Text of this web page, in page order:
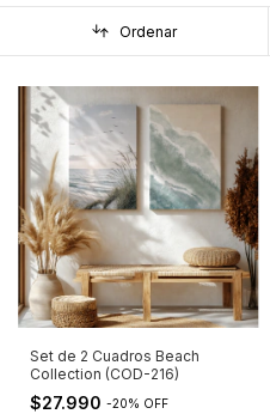
Ordenar
Set de 2 Cuadros Beach
Collection (COD-216)
$27.990 -20% OFF